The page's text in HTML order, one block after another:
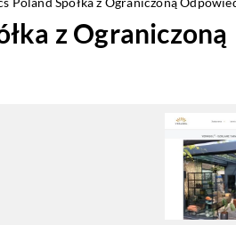
z Ograniczoną